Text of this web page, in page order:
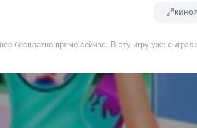
бесплатно прямо сейчас. В эту игру уже